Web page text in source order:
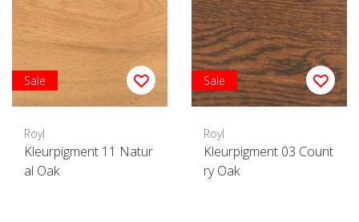
Sale
Royl
Kleurpigment 11 Natur
al Oak
Sale
Royl
Kleurpigment 03 Count
ry Oak